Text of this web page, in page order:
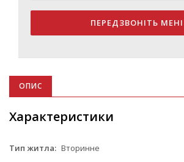
ПЕРЕДЗВОНІТЬ МЕНІ
ОПИС
Характеристики
Тип житла: Вторинне